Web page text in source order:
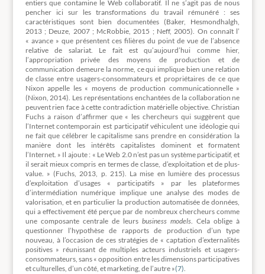
entiers que contamine le Web collaboratif. Il ne s’agit pas de nous
pencher ici sur les transformations du travail rémunéré : ses
caractéristiques sont bien documentées (Baker, Hesmondhalgh,
2013 ; Deuze, 2007 ; McRobbie, 2015 ; Neff, 2005). On connaît l’
« avance » que présentent ces filières du point de vue de l’absence
relative de salariat. Le fait est qu’aujourd’hui comme hier,
l’appropriation privée des moyens de production et de
communication demeure la norme, ce qui implique bien une relation
de classe entre usagers-consommateurs et propriétaires de ce que
Nixon appelle les « moyens de production communicationnelle »
(Nixon, 2014). Les représentations enchantées de la collaboration ne
peuvent rien face à cette contradiction matérielle objective. Christian
Fuchs a raison d’affirmer que « les chercheurs qui suggèrent que
l’Internet contemporain est participatif véhiculent une idéologie qui
ne fait que célébrer le capitalisme sans prendre en considération la
manière dont les intérêts capitalistes dominent et formatent
l’Internet. » Il ajoute : « Le Web 2.0 n’est pas un système participatif, et
il serait mieux compris en termes de classe, d’exploitation et de plus-
value. » (Fuchs, 2013, p. 215). La mise en lumière des processus
d’exploitation d’usages « participatifs » par les plateformes
d’intermédiation numérique implique une analyse des modes de
valorisation, et en particulier la production automatisée de données,
qui a effectivement été perçue par de nombreux chercheurs comme
une composante centrale de leursbusiness models. Cela oblige à
questionner l’hypothèse de rapports de production d’un type
nouveau, à l’occasion de ces stratégies de « captation d’externalités
positives » réunissant de multiples acteurs industriels et usagers-
consommateurs, sans « opposition entre les dimensions participatives
et culturelles, d’un côté, et marketing, de l’autre »(7).